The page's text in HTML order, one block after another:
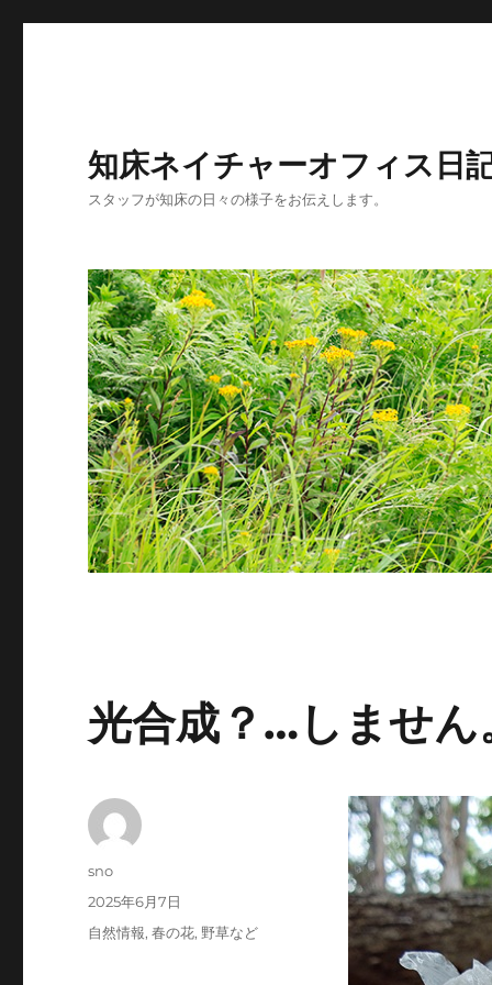
知床ネイチャーオフィス日
スタッフが知床の日々の様子をお伝えします。
光合成？…しません
投
sno
投
稿
2025年6月7日
カ
自然情報,春の花, 野草など